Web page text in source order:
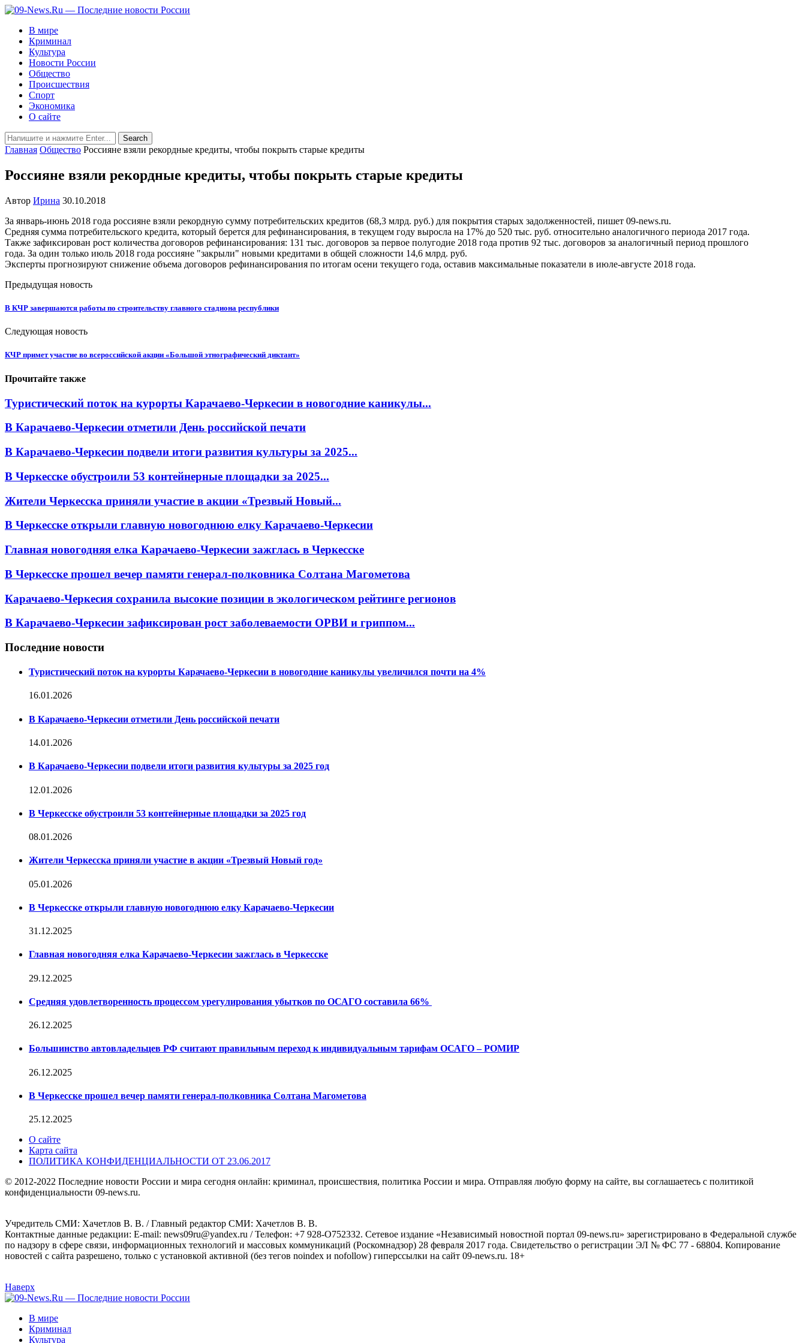
В мире
Криминал
Культура
Новости России
Общество
Происшествия
Спорт
Экономика
О сайте
Главная Общество Россияне взяли рекордные кредиты, чтобы покрыть старые кредиты
Россияне взяли рекордные кредиты, чтобы покрыть старые кредиты
Автор Ирина 30.10.2018
За январь-июнь 2018 года россияне взяли рекордную сумму потребительских кредитов (68,3 млрд. руб.) для покрытия старых задолженностей, пишет 09-news.ru.
Средняя сумма потребительского кредита, который берется для рефинансирования, в текущем году выросла на 17% до 520 тыс. руб. относительно аналогичного периода 2017 года.
Также зафиксирован рост количества договоров рефинансирования: 131 тыс. договоров за первое полугодие 2018 года против 92 тыс. договоров за аналогичный период прошлого
года. За один только июль 2018 года россияне "закрыли" новыми кредитами в общей сложности 14,6 млрд. руб.
Эксперты прогнозируют снижение объема договоров рефинансирования по итогам осени текущего года, оставив максимальные показатели в июле-августе 2018 года.
Предыдущая новость
В КЧР завершаются работы по строительству главного стадиона республики
Следующая новость
КЧР примет участие во всероссийской акции «Большой этнографический диктант»
Прочитайте также
Туристический поток на курорты Карачаево-Черкесии в новогодние каникулы...
В Карачаево-Черкесии отметили День российской печати
В Карачаево-Черкесии подвели итоги развития культуры за 2025...
В Черкесске обустроили 53 контейнерные площадки за 2025...
Жители Черкесска приняли участие в акции «Трезвый Новый...
В Черкесске открыли главную новогоднюю елку Карачаево-Черкесии
Главная новогодняя елка Карачаево-Черкесии зажглась в Черкесске
В Черкесске прошел вечер памяти генерал-полковника Солтана Магометова
Карачаево-Черкесия сохранила высокие позиции в экологическом рейтинге регионов
В Карачаево-Черкесии зафиксирован рост заболеваемости ОРВИ и гриппом...
Последние новости
Туристический поток на курорты Карачаево-Черкесии в новогодние каникулы увеличился почти на 4%
16.01.2026
В Карачаево-Черкесии отметили День российской печати
14.01.2026
В Карачаево-Черкесии подвели итоги развития культуры за 2025 год
12.01.2026
В Черкесске обустроили 53 контейнерные площадки за 2025 год
08.01.2026
Жители Черкесска приняли участие в акции «Трезвый Новый год»
05.01.2026
В Черкесске открыли главную новогоднюю елку Карачаево-Черкесии
31.12.2025
Главная новогодняя елка Карачаево-Черкесии зажглась в Черкесске
29.12.2025
Средняя удовлетворенность процессом урегулирования убытков по ОСАГО составила 66%
26.12.2025
Большинство автовладельцев РФ считают правильным переход к индивидуальным тарифам ОСАГО – РОМИР
26.12.2025
В Черкесске прошел вечер памяти генерал-полковника Солтана Магометова
25.12.2025
О сайте
Карта сайта
ПОЛИТИКА КОНФИДЕНЦИАЛЬНОСТИ ОТ 23.06.2017
© 2012-2022 Последние новости России и мира сегодня онлайн: криминал, происшествия, политика России и мира. Отправляя любую форму на сайте, вы соглашаетесь с политикой
конфиденциальности 09-news.ru.
Учредитель СМИ: Хaчeтлoв B. B. / Главный редактор СМИ: Хaчeтлoв B. B.
Контактные данные редакции: E-mail: news09ru@yandex.ru / Телефон: +7 928-O752332. Сетевое издание «Независимый новостной портал 09-news.ru» зарегистрировано в Федеральной службе
по надзору в сфере связи, информационных технологий и массовых коммуникаций (Роскомнадзор) 28 февраля 2017 года. Свидетельство о регистрации ЭЛ № ФС 77 - 68804. Копирование
новостей с сайта разрешено, только с установкой активной (без тегов noindex и nofollow) гиперссылки на сайт 09-news.ru. 18+
Наверх
В мире
Криминал
Культура